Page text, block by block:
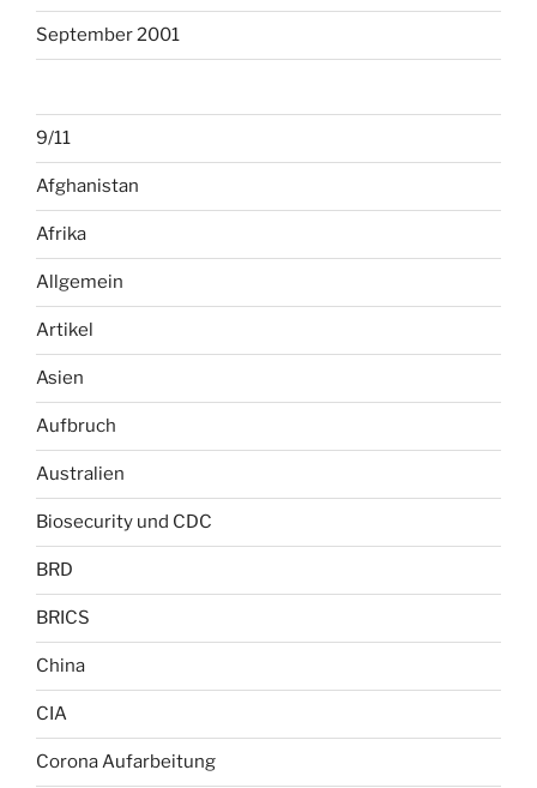
September 2001
9/11
Afghanistan
Afrika
Allgemein
Artikel
Asien
Aufbruch
Australien
Biosecurity und CDC
BRD
BRICS
China
CIA
Corona Aufarbeitung